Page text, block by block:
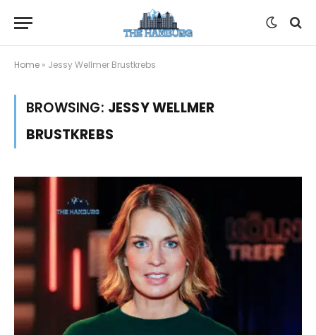
Home » Jessy Wellmer Brustkrebs
BROWSING: JESSY WELLMER
BRUSTKREBS